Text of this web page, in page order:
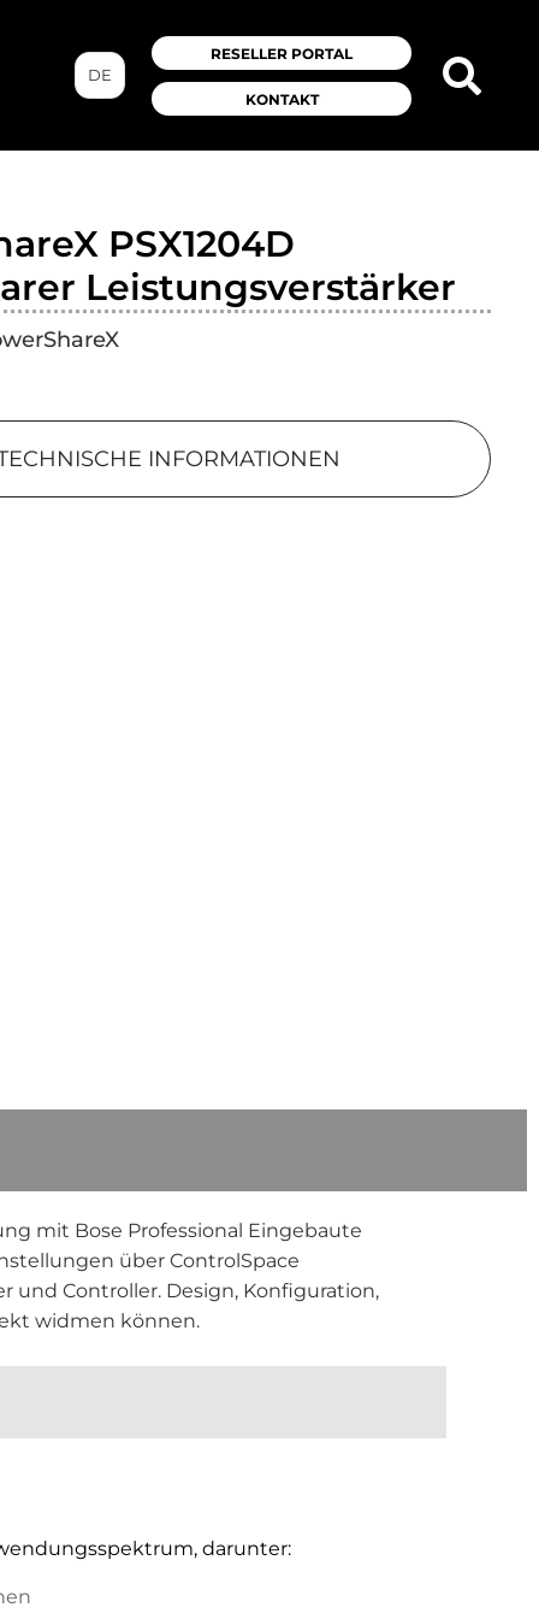
RESELLER PORTAL
KONTAKT
DE
PSX1204D
Leistungsverstärker
INFORMATIONEN
mit Bose Professional Eingebaute
über ControlSpace
und Controller. Design, Konfiguration,
widmen können.
darunter: